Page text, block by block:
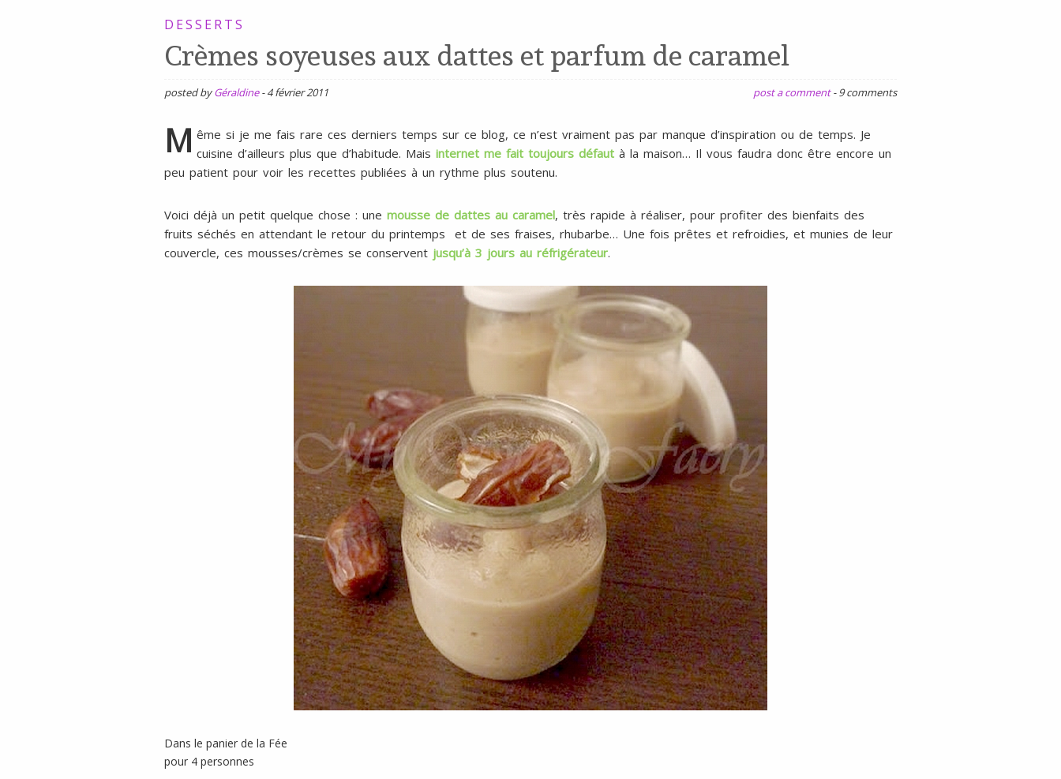
lait
SANS
GLUTEN,
SANS
LAIT,
SOJA,
SANS
DESSERTS
Crèmes soyeuses aux dattes et parfum de caramel
posted byGéraldine -4 février 2011 post a comment -9 comments
M ême si je me fais rare ces derniers temps sur ce blog, ce n’est vraiment pas par manque d’inspiration ou de temps. Je
cuisine d’ailleurs plus que d’habitude. Mais internet me fait toujours défaut à la maison… Il vous faudra donc être encore un
peu patient pour voir les recettes publiées à un rythme plus soutenu.
Voici déjà un petit quelque chose : une mousse de dattes au caramel, très rapide à réaliser, pour profiter des bienfaits des
fruits séchés en attendant le retour du printemps et de ses fraises, rhubarbe… Une fois prêtes et refroidies, et munies de leur
couvercle, ces mousses/crèmes se conserventjusqu’à 3 jours au réfrigérateur.
Dans le panier de la Fée
pour 4 personnes